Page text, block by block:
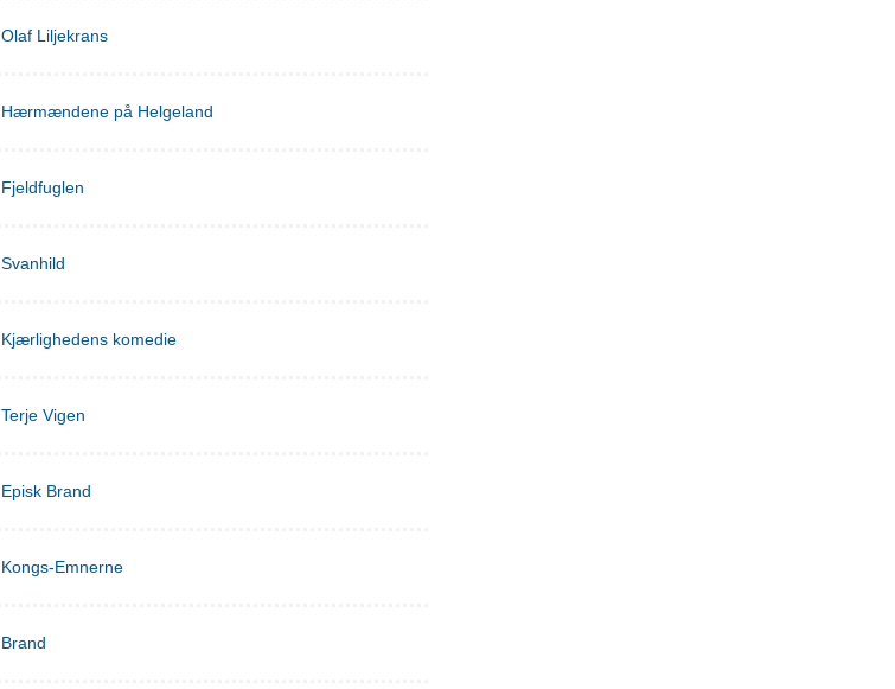
Olaf Liljekrans
Hærmændene på Helgeland
Fjeldfuglen
Svanhild
Kjærlighedens komedie
Terje Vigen
Episk Brand
Kongs-Emnerne
Brand